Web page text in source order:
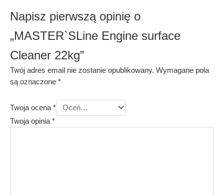
Napisz pierwszą opinię o
„MASTER`SLine Engine surface
Cleaner 22kg”
Twój adres email nie zostanie opublikowany. Wymagane pola
są oznaczone *
Twoja ocena *
Twoja opinia*